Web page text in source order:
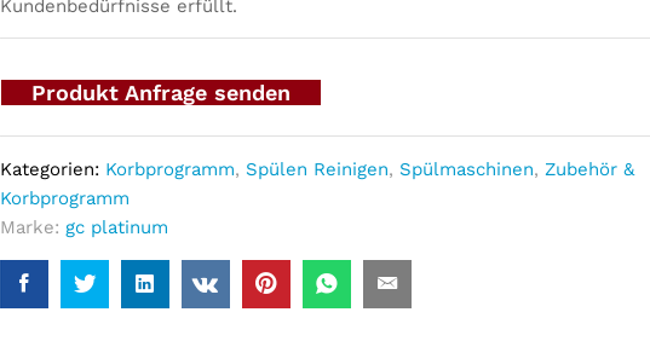
Kundenbedürfnisse erfüllt.
Produkt Anfrage senden
Kategorien: Korbprogramm, Spülen Reinigen, Spülmaschinen, Zubehör &
Korbprogramm
Marke: gc platinum